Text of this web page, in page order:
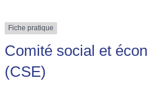
Fiche pratique
Comité social et
(CSE)